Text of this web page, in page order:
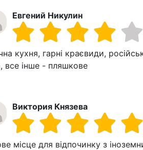
Евгений Никулин
кухня, гарні краєвиди,
все інше - пляшкове
Виктория Князева
місце для відпочинку з